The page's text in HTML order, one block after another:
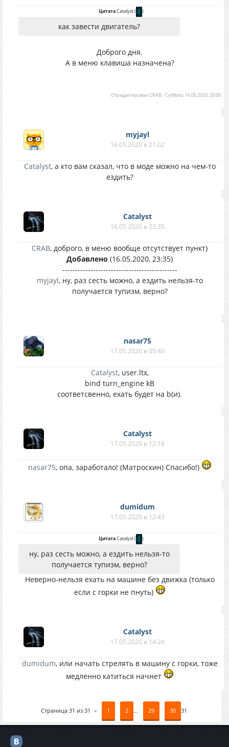
ЦитатаCatalyst( )
как завести двигатель?
Доброго дня.
А в меню клавиша назначена?
ОтредактировалCRAB-Суббота, 16.05.2020, 20:00
myjayl
16.05.2020 в 21:02
Catalyst, а кто вам сказал, что в моде можно на чем-то
ездить?
Catalyst
16.05.2020 в 23:35
CRAB, доброго, в меню вообще отсутствует пункт)
Добавлено (16.05.2020, 23:35)
---------------------------------------------
myjayl, ну, раз сесть можно, а ездить нельзя-то
получается тупизм, верно?
nasar75
17.05.2020 в 05:40
Catalyst, user.ltx,
bind turn_engine kB
соответсвенно, ехать будет на b(и).
Catalyst
17.05.2020 в 12:18
nasar75, опа, заработало! (Матроскин) Спасибо!)
dumidum
17.05.2020 в 12:43
ЦитатаCatalyst( )
ну, раз сесть можно, а ездить нельзя-то
получается тупизм, верно?
Неверно-нельзя ехать на машине без движка (только
если с горки не пнуть)
Catalyst
17.05.2020 в 14:24
dumidum, или начать стрелять в машину с горки, тоже
медленно катиться начнет
Страница 31 из 31 « 1 2 … 29 30 31